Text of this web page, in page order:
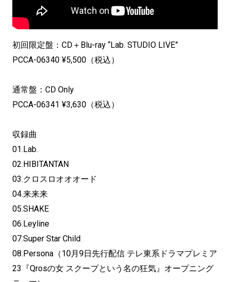
初回限定盤：CD＋Blu-ray “Lab. STUDIO LIVE”
PCCA-06340 ¥5,500（税込）
通常盤：CD Only
PCCA-06341 ¥3,630（税込）
収録曲
01.Lab.
02.HIBITANTAN
03.クロスロオオオード
04.来来来
05.SHAKE
06.Leyline
07.Super Star Child
08.Persona（10月9日先行配信 テレ東系ドラマプレミア
23『Qrosの女 スクープという名の狂気』オープニング